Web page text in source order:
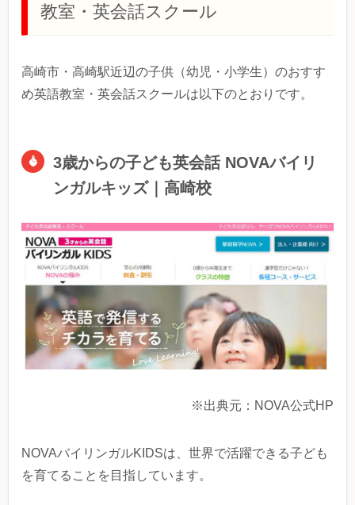
教室・英会話スクール
高崎市・高崎駅近辺の子供（幼児・小学生）のおすす
め英語教室・英会話スクールは以下のとおりです。
3歳からの子ども英会話 NOVAバイリ
ンガルキッズ｜高崎校
※出典元：NOVA公式HP
NOVAバイリンガルKIDSは、世界で活躍できる子ども
を育てることを目指しています。